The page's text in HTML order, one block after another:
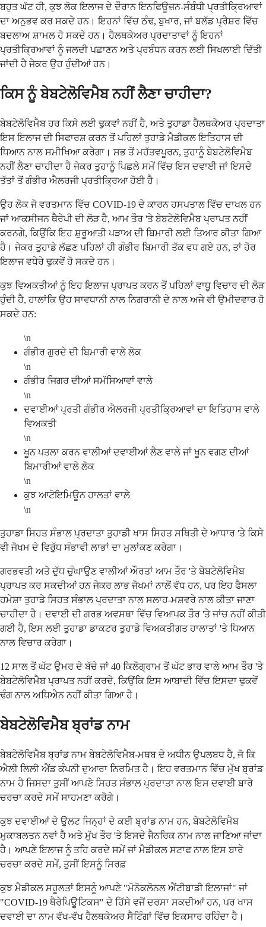
ਬਹੁਤ ਘੱਟ ਹੀ, ਕੁਝ ਲੋਕ ਇਲਾਜ ਦੇ ਦੌਰਾਨ ਇਨਫਿਊਜ਼ਨ-ਸੰਬੰਧੀ ਪ੍ਰਤੀਕ੍ਰਿਆਵਾਂ
ਦਾ ਅਨੁਭਵ ਕਰ ਸਕਦੇ ਹਨ। ਇਹਨਾਂ ਵਿੱਚ ਠੰਢ, ਬੁਖਾਰ, ਜਾਂ ਬਲੱਡ ਪ੍ਰੈਸ਼ਰ ਵਿੱਚ
ਬਦਲਾਅ ਸ਼ਾਮਲ ਹੋ ਸਕਦੇ ਹਨ। ਹੈਲਥਕੇਅਰ ਪ੍ਰਦਾਤਾਵਾਂ ਨੂੰ ਇਹਨਾਂ
ਪ੍ਰਤੀਕ੍ਰਿਆਵਾਂ ਨੂੰ ਜਲਦੀ ਪਛਾਣਨ ਅਤੇ ਪ੍ਰਬੰਧਨ ਕਰਨ ਲਈ ਸਿਖਲਾਈ ਦਿੱਤੀ
ਜਾਂਦੀ ਹੈ ਜੇਕਰ ਉਹ ਹੁੰਦੀਆਂ ਹਨ।
ਕਿਸ ਨੂੰ ਬੇਬਟੇਲੋਵਿਮੈਬ ਨਹੀਂ ਲੈਣਾ ਚਾਹੀਦਾ?
ਬੇਬਟੇਲੋਵਿਮੈਬ ਹਰ ਕਿਸੇ ਲਈ ਢੁਕਵਾਂ ਨਹੀਂ ਹੈ, ਅਤੇ ਤੁਹਾਡਾ ਹੈਲਥਕੇਅਰ ਪ੍ਰਦਾਤਾ
ਇਸ ਇਲਾਜ ਦੀ ਸਿਫਾਰਸ਼ ਕਰਨ ਤੋਂ ਪਹਿਲਾਂ ਤੁਹਾਡੇ ਮੈਡੀਕਲ ਇਤਿਹਾਸ ਦੀ
ਧਿਆਨ ਨਾਲ ਸਮੀਖਿਆ ਕਰੇਗਾ। ਸਭ ਤੋਂ ਮਹੱਤਵਪੂਰਨ, ਤੁਹਾਨੂੰ ਬੇਬਟੇਲੋਵਿਮੈਬ
ਨਹੀਂ ਲੈਣਾ ਚਾਹੀਦਾ ਹੈ ਜੇਕਰ ਤੁਹਾਨੂੰ ਪਿਛਲੇ ਸਮੇਂ ਵਿੱਚ ਇਸ ਦਵਾਈ ਜਾਂ ਇਸਦੇ
ਤੱਤਾਂ ਤੋਂ ਗੰਭੀਰ ਐਲਰਜੀ ਪ੍ਰਤੀਕ੍ਰਿਆ ਹੋਈ ਹੈ।
ਉਹ ਲੋਕ ਜੋ ਵਰਤਮਾਨ ਵਿੱਚ COVID-19 ਦੇ ਕਾਰਨ ਹਸਪਤਾਲ ਵਿੱਚ ਦਾਖਲ ਹਨ
ਜਾਂ ਆਕਸੀਜਨ ਥੈਰੇਪੀ ਦੀ ਲੋੜ ਹੈ, ਆਮ ਤੌਰ 'ਤੇ ਬੇਬਟੇਲੋਵਿਮੈਬ ਪ੍ਰਾਪਤ ਨਹੀਂ
ਕਰਨਗੇ, ਕਿਉਂਕਿ ਇਹ ਸ਼ੁਰੂਆਤੀ ਪੜਾਅ ਦੀ ਬਿਮਾਰੀ ਲਈ ਤਿਆਰ ਕੀਤਾ ਗਿਆ
ਹੈ। ਜੇਕਰ ਤੁਹਾਡੇ ਲੱਛਣ ਪਹਿਲਾਂ ਹੀ ਗੰਭੀਰ ਬਿਮਾਰੀ ਤੱਕ ਵਧ ਗਏ ਹਨ, ਤਾਂ ਹੋਰ
ਇਲਾਜ ਵਧੇਰੇ ਢੁਕਵੇਂ ਹੋ ਸਕਦੇ ਹਨ।
ਕੁਝ ਵਿਅਕਤੀਆਂ ਨੂੰ ਇਹ ਇਲਾਜ ਪ੍ਰਾਪਤ ਕਰਨ ਤੋਂ ਪਹਿਲਾਂ ਵਾਧੂ ਵਿਚਾਰ ਦੀ ਲੋੜ
ਹੁੰਦੀ ਹੈ, ਹਾਲਾਂਕਿ ਉਹ ਸਾਵਧਾਨੀ ਨਾਲ ਨਿਗਰਾਨੀ ਦੇ ਨਾਲ ਅਜੇ ਵੀ ਉਮੀਦਵਾਰ ਹੋ
ਸਕਦੇ ਹਨ:
\n
ਗੰਭੀਰ ਗੁਰਦੇ ਦੀ ਬਿਮਾਰੀ ਵਾਲੇ ਲੋਕ
\n
ਗੰਭੀਰ ਜਿਗਰ ਦੀਆਂ ਸਮੱਸਿਆਵਾਂ ਵਾਲੇ
\n
ਦਵਾਈਆਂ ਪ੍ਰਤੀ ਗੰਭੀਰ ਐਲਰਜੀ ਪ੍ਰਤੀਕ੍ਰਿਆਵਾਂ ਦਾ ਇਤਿਹਾਸ ਵਾਲੇ
ਵਿਅਕਤੀ
\n
ਖੂਨ ਪਤਲਾ ਕਰਨ ਵਾਲੀਆਂ ਦਵਾਈਆਂ ਲੈਣ ਵਾਲੇ ਜਾਂ ਖੂਨ ਵਗਣ ਦੀਆਂ
ਬਿਮਾਰੀਆਂ ਵਾਲੇ ਲੋਕ
\n
ਕੁਝ ਆਟੋਇਮਿਊਨ ਹਾਲਤਾਂ ਵਾਲੇ
\n
ਤੁਹਾਡਾ ਸਿਹਤ ਸੰਭਾਲ ਪ੍ਰਦਾਤਾ ਤੁਹਾਡੀ ਖਾਸ ਸਿਹਤ ਸਥਿਤੀ ਦੇ ਆਧਾਰ 'ਤੇ ਕਿਸੇ
ਵੀ ਜੋਖਮ ਦੇ ਵਿਰੁੱਧ ਸੰਭਾਵੀ ਲਾਭਾਂ ਦਾ ਮੁਲਾਂਕਣ ਕਰੇਗਾ।
ਗਰਭਵਤੀ ਅਤੇ ਦੁੱਧ ਚੁੰਘਾਉਣ ਵਾਲੀਆਂ ਔਰਤਾਂ ਆਮ ਤੌਰ 'ਤੇ ਬੇਬਟੇਲੋਵਿਮੈਬ
ਪ੍ਰਾਪਤ ਕਰ ਸਕਦੀਆਂ ਹਨ ਜੇਕਰ ਲਾਭ ਜੋਖਮਾਂ ਨਾਲੋਂ ਵੱਧ ਹਨ, ਪਰ ਇਹ ਫੈਸਲਾ
ਹਮੇਸ਼ਾ ਤੁਹਾਡੇ ਸਿਹਤ ਸੰਭਾਲ ਪ੍ਰਦਾਤਾ ਨਾਲ ਸਲਾਹ-ਮਸ਼ਵਰੇ ਨਾਲ ਕੀਤਾ ਜਾਣਾ
ਚਾਹੀਦਾ ਹੈ। ਦਵਾਈ ਦੀ ਗਰਭ ਅਵਸਥਾ ਵਿੱਚ ਵਿਆਪਕ ਤੌਰ 'ਤੇ ਜਾਂਚ ਨਹੀਂ ਕੀਤੀ
ਗਈ ਹੈ, ਇਸ ਲਈ ਤੁਹਾਡਾ ਡਾਕਟਰ ਤੁਹਾਡੇ ਵਿਅਕਤੀਗਤ ਹਾਲਾਤਾਂ 'ਤੇ ਧਿਆਨ
ਨਾਲ ਵਿਚਾਰ ਕਰੇਗਾ।
12 ਸਾਲ ਤੋਂ ਘੱਟ ਉਮਰ ਦੇ ਬੱਚੇ ਜਾਂ 40 ਕਿਲੋਗ੍ਰਾਮ ਤੋਂ ਘੱਟ ਭਾਰ ਵਾਲੇ ਆਮ ਤੌਰ 'ਤੇ
ਬੇਬਟੇਲੋਵਿਮੈਬ ਪ੍ਰਾਪਤ ਨਹੀਂ ਕਰਦੇ, ਕਿਉਂਕਿ ਇਸ ਆਬਾਦੀ ਵਿੱਚ ਇਸਦਾ ਢੁਕਵੇਂ
ਢੰਗ ਨਾਲ ਅਧਿਐਨ ਨਹੀਂ ਕੀਤਾ ਗਿਆ ਹੈ।
ਬੇਬਟੇਲੋਵਿਮੈਬ ਬ੍ਰਾਂਡ ਨਾਮ
ਬੇਬਟੇਲੋਵਿਮੈਬ ਬ੍ਰਾਂਡ ਨਾਮ ਬੇਬਟੇਲੋਵਿਮੈਬ-ਮਥਬ ਦੇ ਅਧੀਨ ਉਪਲਬਧ ਹੈ, ਜੋ ਕਿ
ਐਲੀ ਲਿਲੀ ਐਂਡ ਕੰਪਨੀ ਦੁਆਰਾ ਨਿਰਮਿਤ ਹੈ। ਇਹ ਵਰਤਮਾਨ ਵਿੱਚ ਮੁੱਖ ਬ੍ਰਾਂਡ
ਨਾਮ ਹੈ ਜਿਸਦਾ ਤੁਸੀਂ ਆਪਣੇ ਸਿਹਤ ਸੰਭਾਲ ਪ੍ਰਦਾਤਾ ਨਾਲ ਇਸ ਦਵਾਈ ਬਾਰੇ
ਚਰਚਾ ਕਰਦੇ ਸਮੇਂ ਸਾਹਮਣਾ ਕਰੋਗੇ।
ਕੁਝ ਦਵਾਈਆਂ ਦੇ ਉਲਟ ਜਿਨ੍ਹਾਂ ਦੇ ਕਈ ਬ੍ਰਾਂਡ ਨਾਮ ਹਨ, ਬੇਬਟੇਲੋਵਿਮੈਬ
ਮੁਕਾਬਲਤਨ ਨਵਾਂ ਹੈ ਅਤੇ ਮੁੱਖ ਤੌਰ 'ਤੇ ਇਸਦੇ ਜੈਨਰਿਕ ਨਾਮ ਨਾਲ ਜਾਣਿਆ ਜਾਂਦਾ
ਹੈ। ਆਪਣੇ ਇਲਾਜ ਨੂੰ ਤਹਿ ਕਰਦੇ ਸਮੇਂ ਜਾਂ ਮੈਡੀਕਲ ਸਟਾਫ ਨਾਲ ਇਸ ਬਾਰੇ
ਚਰਚਾ ਕਰਦੇ ਸਮੇਂ, ਤੁਸੀਂ ਇਸਨੂੰ ਸਿਰਫ਼
ਕੁਝ ਮੈਡੀਕਲ ਸਹੂਲਤਾਂ ਇਸਨੂੰ ਆਪਣੇ "ਮੋਨੋਕਲੋਨਲ ਐਂਟੀਬਾਡੀ ਇਲਾਜਾਂ" ਜਾਂ
"COVID-19 ਥੈਰੇਪਿਊਟਿਕਸ" ਦੇ ਹਿੱਸੇ ਵਜੋਂ ਦਰਸਾ ਸਕਦੀਆਂ ਹਨ, ਪਰ ਖਾਸ
ਦਵਾਈ ਦਾ ਨਾਮ ਵੱਖ-ਵੱਖ ਹੈਲਥਕੇਅਰ ਸੈਟਿੰਗਾਂ ਵਿੱਚ ਇਕਸਾਰ ਰਹਿੰਦਾ ਹੈ।